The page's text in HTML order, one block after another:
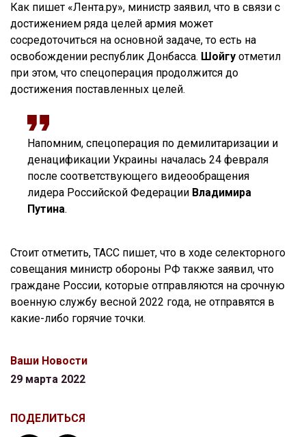
Как пишет «Лента.ру», министр заявил, что в связи с
достижением ряда целей армия может
сосредоточиться на основной задаче, то есть на
освобождении республик Донбасса. Шойгу отметил
при этом, что спецоперация продолжится до
достижения поставленных целей.
Напомним, спецоперация по демилитаризации и
денацификации Украины началась 24 февраля
после соответствующего видеообращения
лидера Российской Федерации Владимира
Путина.
Стоит отметить, ТАСС пишет, что в ходе селекторного
совещания министр обороны РФ также заявил, что
граждане России, которые отправляются на срочную
военную службу весной 2022 года, не отправятся в
какие-либо горячие точки.
Ваши Новости
29 марта 2022
ПОДЕЛИТЬСЯ